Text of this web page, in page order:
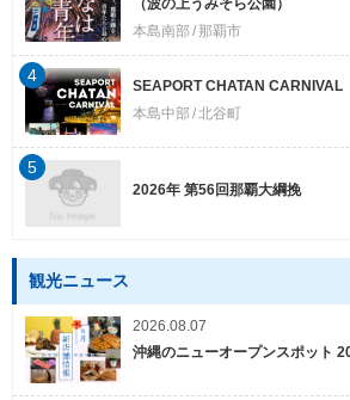
本島南部
那覇市
SEAPORT CHATAN CARNIVAL
本島中部 北谷町
4
2026年 第56回那覇大綱挽
5
観光ニュース
2026.08.07
沖縄のニューオープンスポット